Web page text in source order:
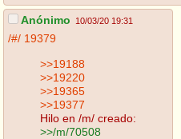
Anónimo 10/03/20 19:31
/#/ 19379
>>19188
>>19220
>>19365
>>19377
Hilo en /m/ creado:
>>/m/70508